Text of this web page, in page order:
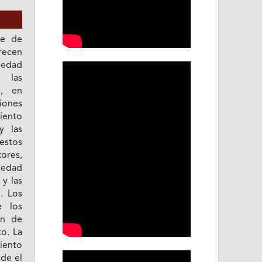
de
las
en
las
las
Los
los
de
La
el